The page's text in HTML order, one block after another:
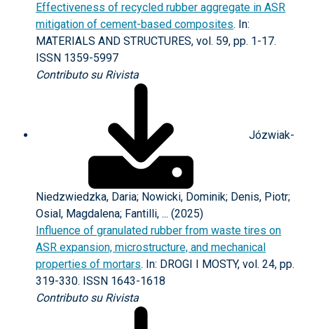
Effectiveness of recycled rubber aggregate in ASR
mitigation of cement-based composites. In:
MATERIALS AND STRUCTURES, vol. 59, pp. 1-17.
ISSN 1359-5997
Contributo su Rivista
Józwiak-
Niedzwiedzka, Daria; Nowicki, Dominik; Denis, Piotr;
Osial, Magdalena; Fantilli, ... (2025)
Influence of granulated rubber from waste tires on
ASR expansion, microstructure, and mechanical
properties of mortars. In: DROGI I MOSTY, vol. 24, pp.
319-330. ISSN 1643-1618
Contributo su Rivista